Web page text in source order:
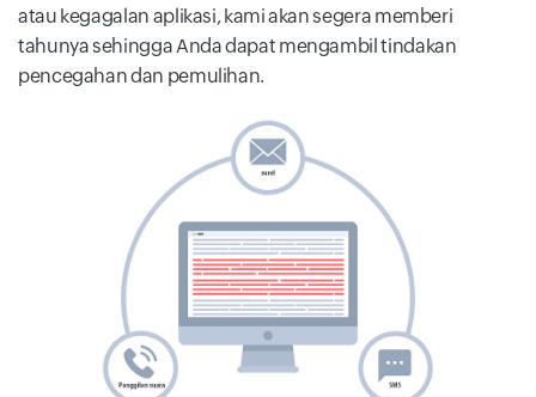
atau kegagalan aplikasi, kami akan segera memberi
tahunya sehingga Anda dapat mengambil tindakan
pencegahan dan pemulihan.